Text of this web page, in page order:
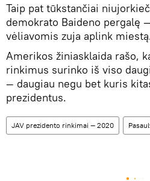
Taip pat tūkstančiai
demokrato Baideno pergalę
vėliavomis zuja aplink
Amerikos žiniasklaida rašo,
rinkimus surinko iš viso
— daugiau negu bet kuris
prezidentus.
JAV prezidento rinkimai — 2020